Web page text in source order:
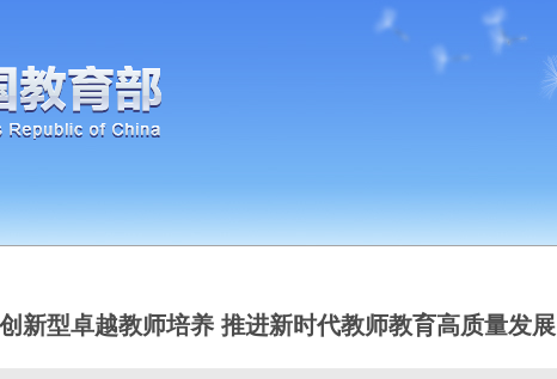
新型卓越教师培养 推进新时代教师教育高质量发展